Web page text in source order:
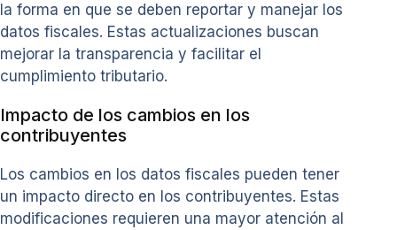
la forma en que se deben reportar y manejar los
datos fiscales. Estas actualizaciones buscan
mejorar la transparencia y facilitar el
cumplimiento tributario.
Impacto de los cambios en los
contribuyentes
Los cambios en los datos fiscales pueden tener
un impacto directo en los contribuyentes. Estas
modificaciones requieren una mayor atención al